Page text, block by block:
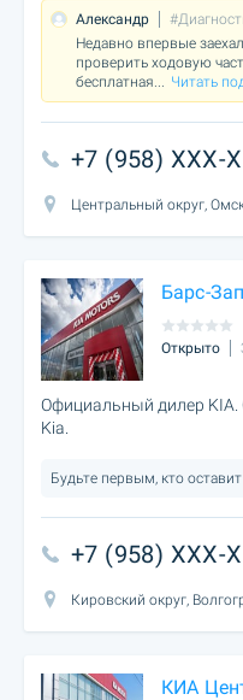
Александр
Недавно впервые
проверить ходовую
бесплатная... Читать
+7 (958) XXX-X
Центральный округ,
Барс-
Открыто
Официальный дилер
Kia.
Будьте первым, кто
+7 (958) XXX-X
Кировский округ,
КИА